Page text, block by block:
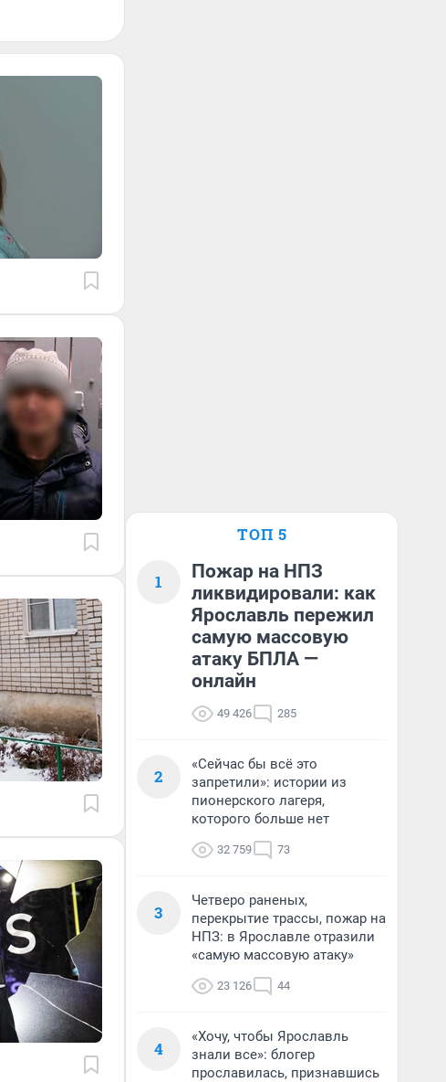
ТОП 5
1
Пожар на НПЗ
ликвидировали: как
Ярославль пережил
самую массовую
атаку БПЛА —
онлайн
49 426 285
2
«Сейчас бы всё это
запретили»: истории из
пионерского лагеря,
которого больше нет
32 759 73
3
Четверо раненых,
перекрытие трассы, пожар на
НПЗ: в Ярославле отразили
«самую массовую атаку»
23 126 44
4
«Хочу, чтобы Ярославль
знали все»: блогер
прославилась, признавшись